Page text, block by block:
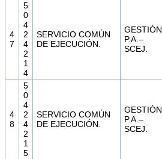
4
7
5
0
4
2
4
2
1
4
SERVICIO COMÚN
DE EJECUCIÓN.
GESTIÓN
P.A.–
SCEJ.
4
8
5
0
4
2
4
2
1
5
SERVICIO COMÚN
DE EJECUCIÓN.
GESTIÓN
P.A.–
SCEJ.